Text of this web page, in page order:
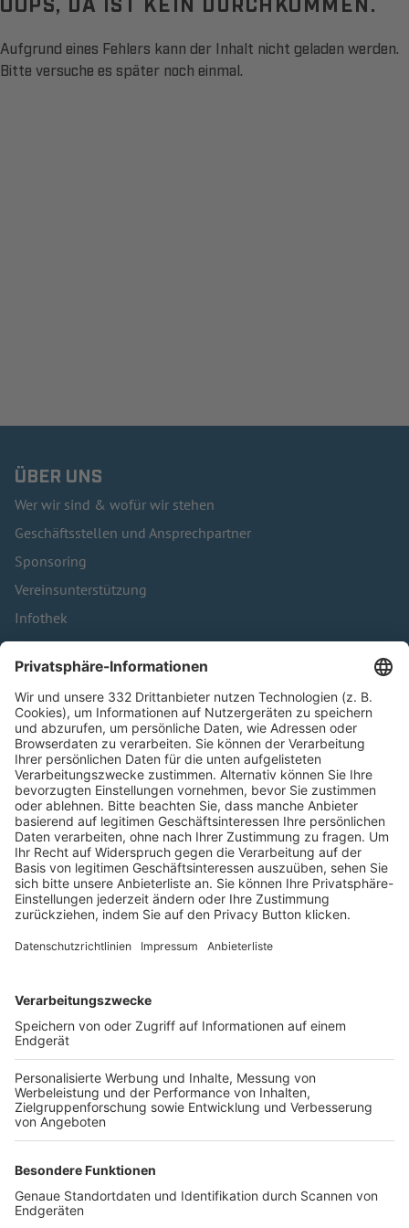
Aufgrund eines Fehlers kann der Inhalt nicht geladen werden.
Bitte versuche es später noch einmal.
ÜBER UNS
Wer wir sind & wofür wir stehen
Geschäftsstellen und Ansprechpartner
Sponsoring
Vereinsunterstützung
Infothek
Kontakt
HÄUFIG BESUCHTE SEITEN
Pässe und Vereinswechsel
Trainerausbildung
Schulungsangebot Vereinsmitarbeiter
BFV-Geschäftsstellen
Trainerbörse
Login SpielPlus
FOLGE DEM BFV
TOP-VEREINE
TOP-PARTNER